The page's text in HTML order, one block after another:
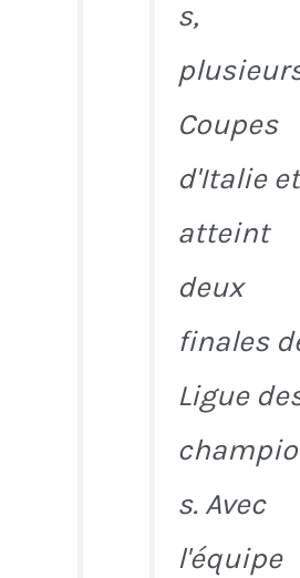
s,
Coupes
d'Italie et
atteint
deux
finales
Ligue
s. Avec
l'équipe